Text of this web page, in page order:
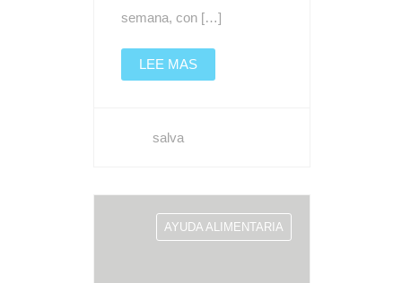
semana, con […]
LEE MAS
salva
AYUDA ALIMENTARIA